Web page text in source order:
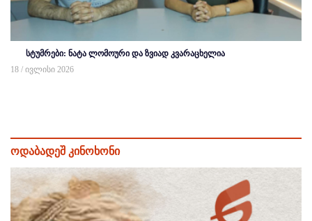
სტუმრები: ნატა ლომოური და ზვიად კვარაცხელია
18 / ივლისი 2026
ოდაბადეშ კინოხონი